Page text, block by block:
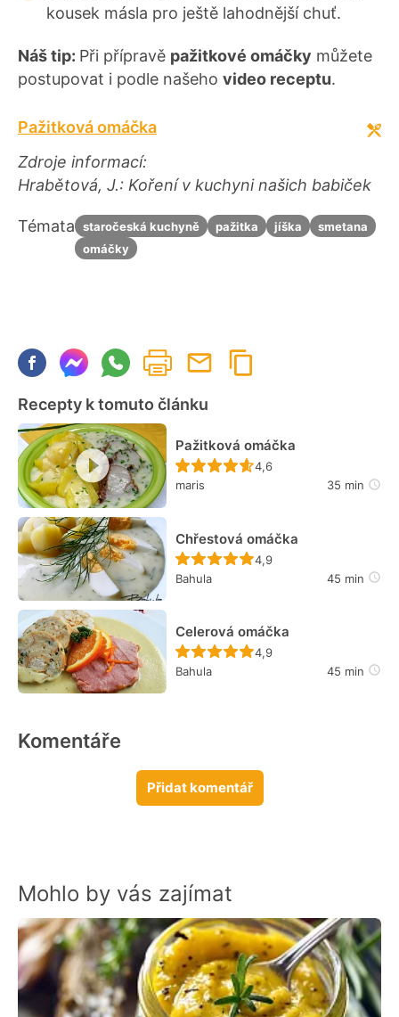
kousek másla pro ještě lahodnější chuť.
Náš tip: Při přípravě pažitkové omáčky můžete
postupovat i podle našeho video receptu.
Pažitková omáčka
Zdroje informací:
Hrabětová, J.: Koření v kuchyni našich babiček
Témata staročeská kuchyně pažitka jíška
smetana
omáčky
Recepty k tomuto článku
Pažitková omáčka
Recept ještě nebyl
4,6
maris
35 min
Chřestová omáčka
Recept ještě nebyl
4,9
Bahula
45 min
Celerová omáčka
Recept ještě nebyl
4,9
Bahula
45 min
Komentáře
Přidat komentář
Mohlo by vás zajímat